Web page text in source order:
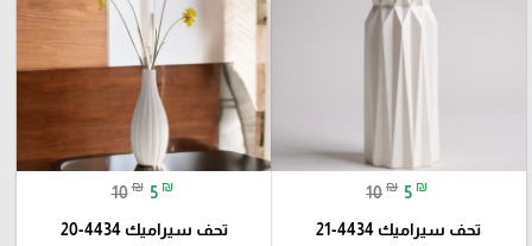
10 ₪ 5 ₪
تحف سيراميك 4434-21
10 ₪ 5 ₪
تحف سيراميك 4434-20